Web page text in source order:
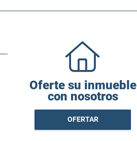
Oferte su inmueble
con nosotros
OFERTAR